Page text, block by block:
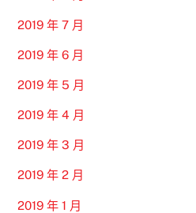
2019 年 7 月
2019 年 6 月
2019 年 5 月
2019 年 4 月
2019 年 3 月
2019 年 2 月
2019 年 1 月